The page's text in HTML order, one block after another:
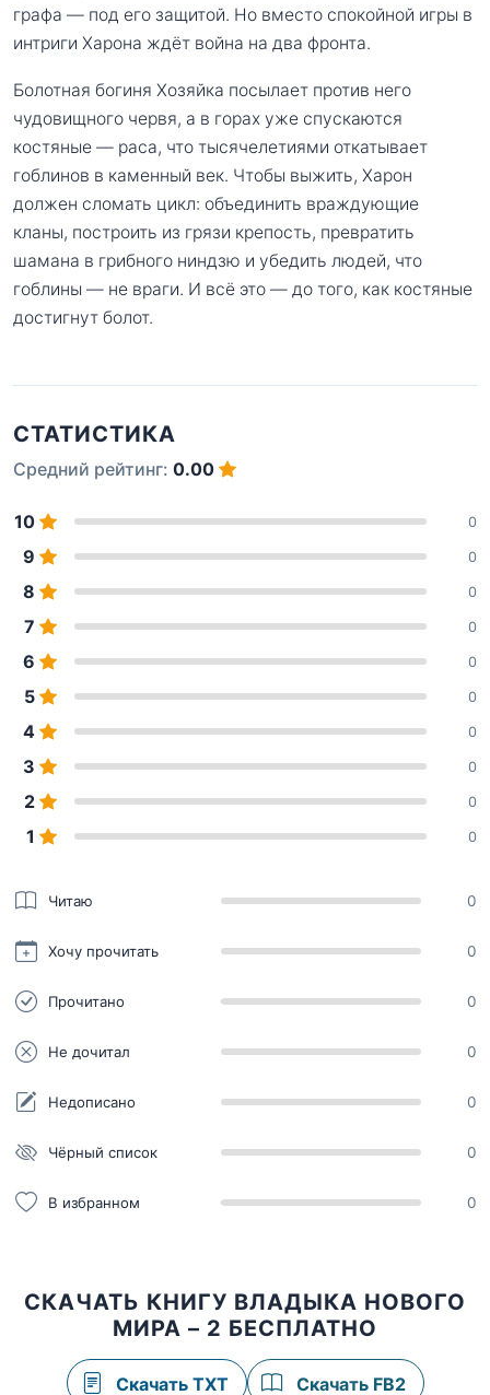
графа — под его защитой. Но вместо спокойной игры в
интриги Харона ждёт война на два фронта.
Болотная богиня Хозяйка посылает против него
чудовищного червя, а в горах уже спускаются
костяные — раса, что тысячелетиями откатывает
гоблинов в каменный век. Чтобы выжить, Харон
должен сломать цикл: объединить враждующие
кланы, построить из грязи крепость, превратить
шамана в грибного ниндзю и убедить людей, что
гоблины — не враги. И всё это — до того, как костяные
достигнут болот.
СТАТИСТИКА
Средний рейтинг: 0.00
10 0
9 0
8 0
7 0
6 0
5 0
4 0
3 0
2 0
1 0
Читаю 0
Хочу прочитать 0
Прочитано 0
Не дочитал 0
Недописано 0
Чёрный список 0
В избранном 0
СКАЧАТЬ КНИГУ ВЛАДЫКА НОВОГО
МИРА – 2 БЕСПЛАТНО
Скачать TXT Скачать FB2